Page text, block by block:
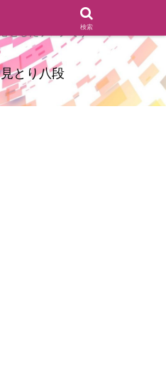
ったあらすじレビュー(復習ネタ
としたブログです
とり八段
検索